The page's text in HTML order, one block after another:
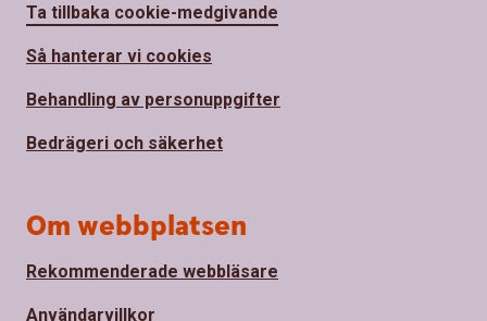
Ta tillbaka cookie-medgivande
Så hanterar vi cookies
Behandling av personuppgifter
Bedrägeri och säkerhet
Om webbplatsen
Rekommenderade webbläsare
Användarvillkor